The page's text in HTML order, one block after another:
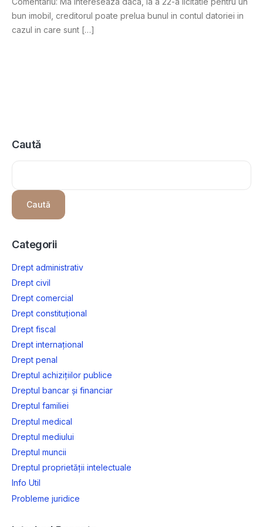
bun imobil, creditorul poate prelua bunul in contul datoriei in
cazul in care sunt […]
Caută
Caută
Categorii
Drept administrativ
Drept civil
Drept comercial
Drept constituțional
Drept fiscal
Drept internațional
Drept penal
Dreptul achizițiilor publice
Dreptul bancar și financiar
Dreptul familiei
Dreptul medical
Dreptul mediului
Dreptul muncii
Dreptul proprietății intelectuale
Info Util
Probleme juridice